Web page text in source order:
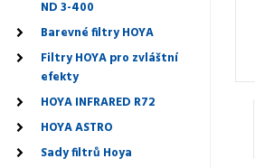
ND 3-400
Barevné filtry HOYA
Filtry HOYA pro zvláštní
efekty
HOYA INFRARED R72
HOYA ASTRO
Sady filtrů Hoya